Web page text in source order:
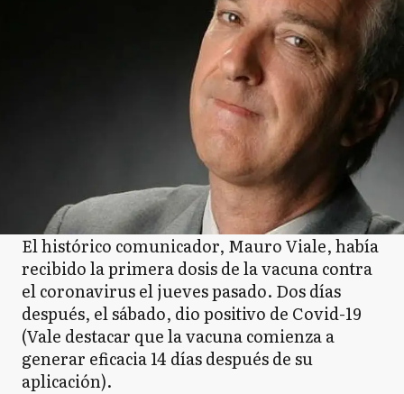
El histórico comunicador, Mauro Viale, había
recibido la primera dosis de la vacuna contra
el coronavirus el jueves pasado. Dos días
después, el sábado, dio positivo de Covid-19
(Vale destacar que la vacuna comienza a
generar eficacia 14 días después de su
aplicación).